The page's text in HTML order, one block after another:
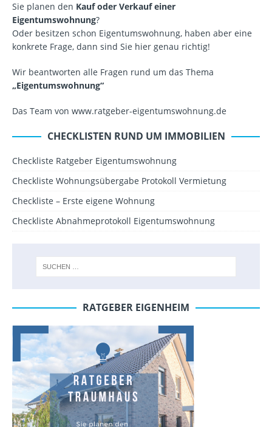
Sie planen den Kauf oder Verkauf einer
Eigentumswohnung?
Oder besitzen schon Eigentumswohnung, haben aber eine
konkrete Frage, dann sind Sie hier genau richtig!
Wir beantworten alle Fragen rund um das Thema
„Eigentumswohnung“
Das Team von www.ratgeber-eigentumswohnung.de
CHECKLISTEN RUND UM IMMOBILIEN
Checkliste Ratgeber Eigentumswohnung
Checkliste Wohnungsübergabe Protokoll Vermietung
Checkliste – Erste eigene Wohnung
Checkliste Abnahmeprotokoll Eigentumswohnung
RATGEBER EIGENHEIM